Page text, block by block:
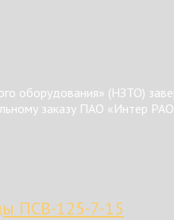
(НЗТО)
заказу ПАО «Интер
ПСВ-125-7-15